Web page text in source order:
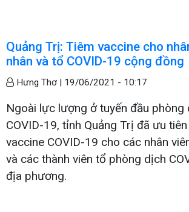
Quảng Trị: Tiêm vaccine cho
nhân và tổ COVID-19 cộng đồng
Hưng Thơ | 19/06/2021 - 10:17
Ngoài lực lượng ở tuyến đầu phòng
COVID-19, tỉnh Quảng Trị đã ưu
vaccine COVID-19 cho các nhân
và các thành viên tổ phòng dịch
địa phương.